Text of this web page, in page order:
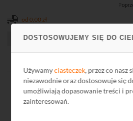
DOSTOSOWUJEMY SIĘ DO
Używamyciasteczek, przez co nasz
niezawodnie oraz dostosowuje się
umożliwiają dopasowanie treści i
zainteresowań.
• Obsługa VLAN, Port Isolation, Port
ochrony przed pętlami sieciowymi
od 0,00 zł